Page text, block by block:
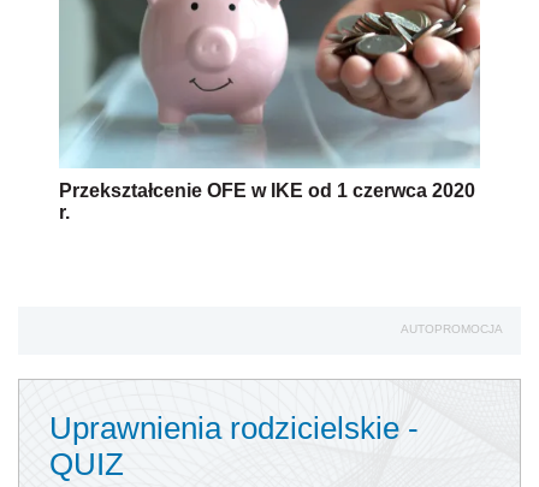
Przekształcenie OFE w IKE od 1 czerwca 2020
r.
AUTOPROMOCJA
Uprawnienia rodzicielskie -
QUIZ